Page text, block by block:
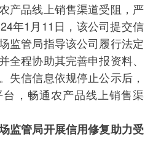
产品线上销售渠道受阻，严
年1月11日，该公司提交信
监管局指导该公司履行法定
全程协助其完善申报资料、
失信信息依规停止公示后，
，畅通农产品线上销售渠
监管局开展信用修复助力受